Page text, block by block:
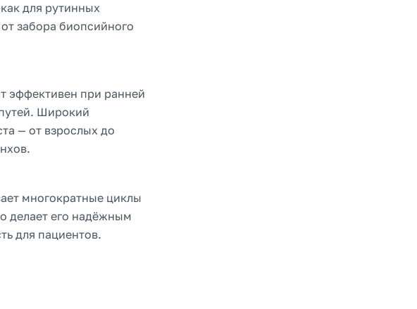
для рутинных
забора биопсийного
эффективен при ранней
Широкий
— от взрослых до
многократные циклы
делает его надёжным
для пациентов.